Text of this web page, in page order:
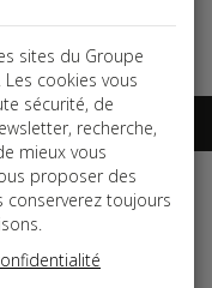
sites du Groupe
cookies vous
sécurité, de
recherche,
mieux vous
proposer des
conserverez toujours